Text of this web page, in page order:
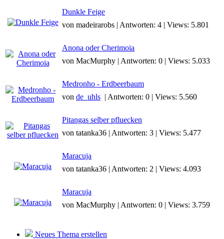
Dunkle Feige
von madeirarobs | Antworten: 4 | Views: 5.801
Anona oder Cherimoia
von MacMurphy | Antworten: 0 | Views: 5.033
Medronho - Erdbeerbaum
von de_uhls | Antworten: 0 | Views: 5.560
Pitangas selber pfluecken
von tatanka36 | Antworten: 3 | Views: 5.477
Maracuja
von tatanka36 | Antworten: 2 | Views: 4.093
Maracuja
von MacMurphy | Antworten: 0 | Views: 3.759
Neues Thema erstellen